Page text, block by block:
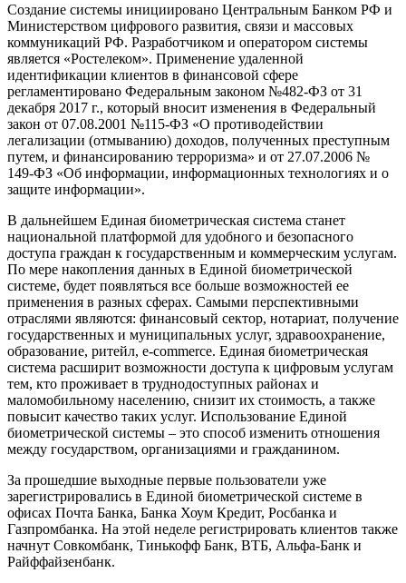
Создание системы инициировано Центральным Банком РФ и
Министерством цифрового развития, связи и массовых
коммуникаций РФ. Разработчиком и оператором системы
является «Ростелеком». Применение удаленной
идентификации клиентов в финансовой сфере
регламентировано Федеральным законом №482-ФЗ от 31
декабря 2017 г., который вносит изменения в Федеральный
закон от 07.08.2001 №115-ФЗ «О противодействии
легализации (отмыванию) доходов, полученных преступным
путем, и финансированию терроризма» и от 27.07.2006 №
149-ФЗ «Об информации, информационных технологиях и о
защите информации».
В дальнейшем Единая биометрическая система станет
национальной платформой для удобного и безопасного
доступа граждан к государственным и коммерческим услугам.
По мере накопления данных в Единой биометрической
системе, будет появляться все больше возможностей ее
применения в разных сферах. Самыми перспективными
отраслями являются: финансовый сектор, нотариат, получение
государственных и муниципальных услуг, здравоохранение,
образование, ритейл, e-commerce. Единая биометрическая
система расширит возможности доступа к цифровым услугам
тем, кто проживает в труднодоступных районах и
маломобильному населению, снизит их стоимость, а также
повысит качество таких услуг. Использование Единой
биометрической системы – это способ изменить отношения
между государством, организациями и гражданином.
За прошедшие выходные первые пользователи уже
зарегистрировались в Единой биометрической системе в
офисах Почта Банка, Банка Хоум Кредит, Росбанка и
Газпромбанка. На этой неделе регистрировать клиентов также
начнут Совкомбанк, Тинькофф Банк, ВТБ, Альфа-Банк и
Райффайзенбанк.